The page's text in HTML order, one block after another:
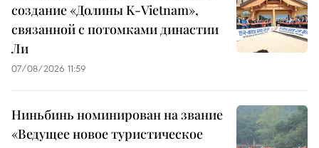
создание «Долины K-Vietnam»,
связанной с потомками династии
Ли
07/08/2026 11:59
Ниньбинь номинирован на звание
«Ведущее новое туристическое